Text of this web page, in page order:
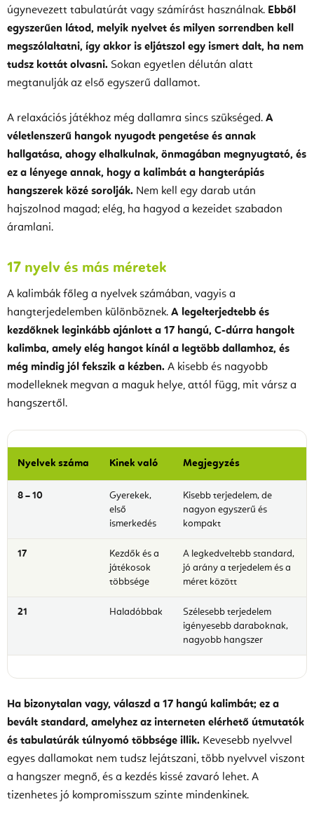
úgynevezett tabulatúrát vagy számírást használnak. Ebből
egyszerűen látod, melyik nyelvet és milyen sorrendben kell
megszólaltatni, így akkor is eljátszol egy ismert dalt, ha nem
tudsz kottát olvasni. Sokan egyetlen délután alatt
megtanulják az első egyszerű dallamot.
A relaxációs játékhoz még dallamra sincs szükséged. A
véletlenszerű hangok nyugodt pengetése és annak
hallgatása, ahogy elhalkulnak, önmagában megnyugtató, és
ez a lényege annak, hogy a kalimbát a hangterápiás
hangszerek közé sorolják. Nem kell egy darab után
hajszolnod magad; elég, ha hagyod a kezeidet szabadon
áramlani.
17 nyelv és más méretek
A kalimbák főleg a nyelvek számában, vagyis a
hangterjedelemben különböznek. A legelterjedtebb és
kezdőknek leginkább ajánlott a 17 hangú, C-dúrra hangolt
kalimba, amely elég hangot kínál a legtöbb dallamhoz, és
még mindig jól fekszik a kézben. A kisebb és nagyobb
modelleknek megvan a maguk helye, attól függ, mit vársz a
hangszertől.
Nyelvek száma Kinek való Megjegyzés
8 – 10
Gyerekek,
első
ismerkedés
Kisebb terjedelem, de
nagyon egyszerű és
kompakt
17
Kezdők és a
játékosok
többsége
A legkedveltebb standard,
jó arány a terjedelem és a
méret között
21 Haladóbbak
Szélesebb terjedelem
igényesebb daraboknak,
nagyobb hangszer
Ha bizonytalan vagy, válaszd a 17 hangú kalimbát; ez a
bevált standard, amelyhez az interneten elérhető útmutatók
és tabulatúrák túlnyomó többsége illik. Kevesebb nyelvvel
egyes dallamokat nem tudsz lejátszani, több nyelvvel viszont
a hangszer megnő, és a kezdés kissé zavaró lehet. A
tizenhetes jó kompromisszum szinte mindenkinek.